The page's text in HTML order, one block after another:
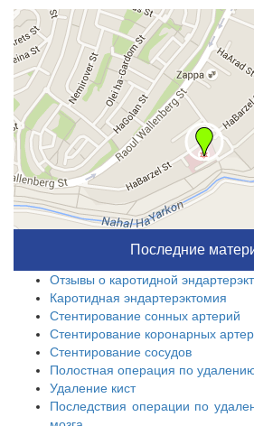
Последние
Отзывы о каротидной
Каротидная эндартерэктомия
Стентирование сонных артерий
Стентирование коронарных
Стентирование сосудов
Полостная операция по
Удаление кист
Последствия операции по